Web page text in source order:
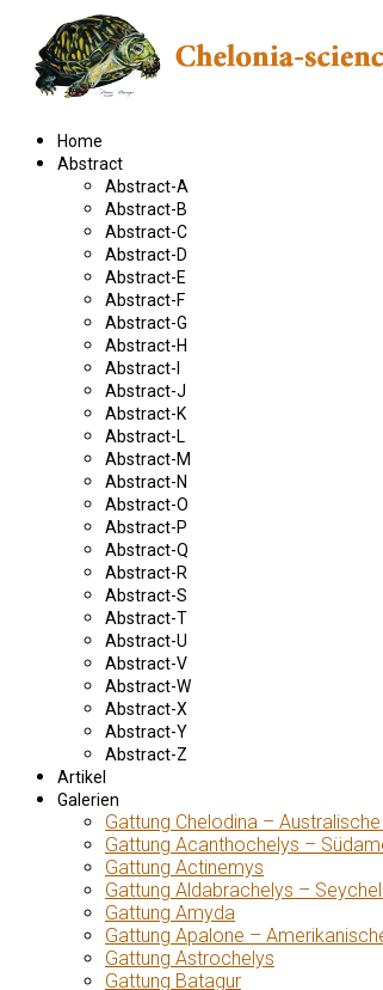
Home
Abstract
Abstract-A
Abstract-B
Abstract-C
Abstract-D
Abstract-E
Abstract-F
Abstract-G
Abstract-H
Abstract-I
Abstract-J
Abstract-K
Abstract-L
Abstract-M
Abstract-N
Abstract-O
Abstract-P
Abstract-Q
Abstract-R
Abstract-S
Abstract-T
Abstract-U
Abstract-V
Abstract-W
Abstract-X
Abstract-Y
Abstract-Z
Artikel
Galerien
Gattung Chelodina –
Gattung Acanthochelys –
Gattung Actinemys
Gattung Aldabrachelys –
Gattung Amyda
Gattung Apalone –
Gattung Astrochelys
Gattung Batagur